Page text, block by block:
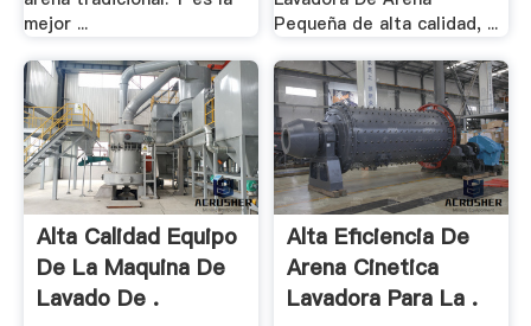
mejor ...
Pequeña de alta calidad, ...
Alta Calidad Equipo
De La Maquina De
Lavado De .
Alta Eficiencia De
Arena Cinetica
Lavadora Para La .